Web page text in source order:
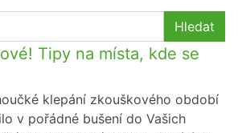
Hledat
Tipy na místa, kde se
klepání zkouškového období
v pořádné bušení do Vašich